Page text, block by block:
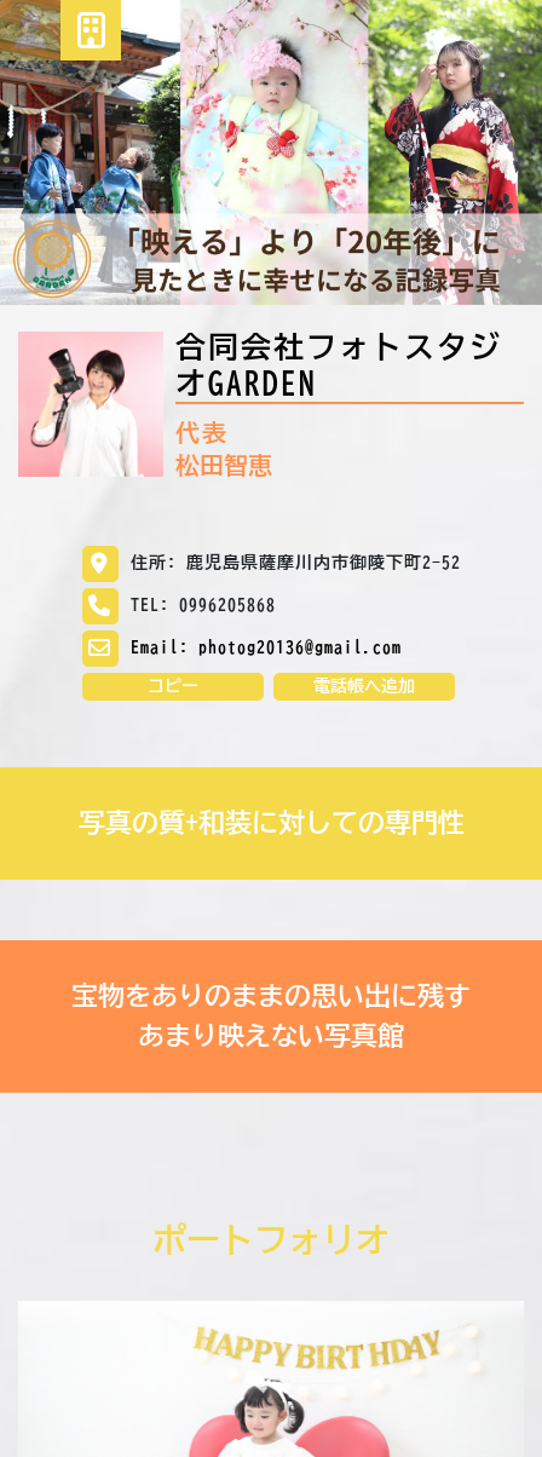
合同会社フォトスタジ
オGARDEN
代表
松田智恵
住所: 鹿児島県薩摩川内市御陵下町2-52
TEL: 0996205868
Email: photog20136@gmail.com
コピー 電話帳へ追加
写真の質+和装に対しての専門性
宝物をありのままの思い出に残す
あまり映えない写真館
ポートフォリオ